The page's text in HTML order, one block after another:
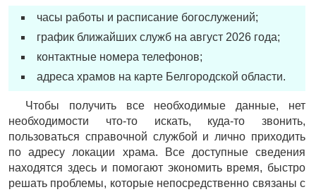
часы работы и расписание богослужений;
график ближайших служб на август 2026 года;
контактные номера телефонов;
адреса храмов на карте Белгородской области.
Чтобы получить все необходимые данные, нет
необходимости что-то искать, куда-то звонить,
пользоваться справочной службой и лично приходить
по адресу локации храма. Все доступные сведения
находятся здесь и помогают экономить время, быстро
решать проблемы, которые непосредственно связаны с